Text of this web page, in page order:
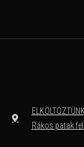
Rákos patak